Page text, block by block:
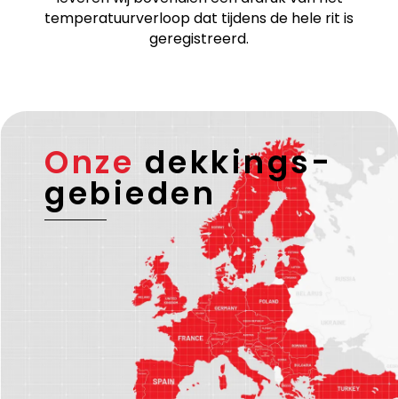
temperatuurverloop dat tijdens de hele rit is
geregistreerd.
Onze dekkings-
gebieden